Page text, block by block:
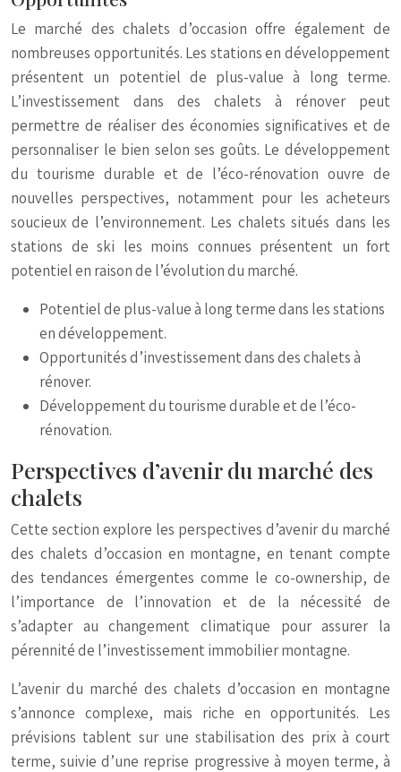
Le marché des chalets d’occasion offre également de
nombreuses opportunités. Les stations en développement
présentent un potentiel de plus-value à long terme.
L’investissement dans des chalets à rénover peut
permettre de réaliser des économies significatives et de
personnaliser le bien selon ses goûts. Le développement
du tourisme durable et de l’éco-rénovation ouvre de
nouvelles perspectives, notamment pour les acheteurs
soucieux de l’environnement. Les chalets situés dans les
stations de ski les moins connues présentent un fort
potentiel en raison de l’évolution du marché.
Potentiel de plus-value à long terme dans les stations
en développement.
Opportunités d’investissement dans des chalets à
rénover.
Développement du tourisme durable et de l’éco-
rénovation.
Perspectives d’avenir du marché des
chalets
Cette section explore les perspectives d’avenir du marché
des chalets d’occasion en montagne, en tenant compte
des tendances émergentes comme le co-ownership, de
l’importance de l’innovation et de la nécessité de
s’adapter au changement climatique pour assurer la
pérennité de l’investissement immobilier montagne.
L’avenir du marché des chalets d’occasion en montagne
s’annonce complexe, mais riche en opportunités. Les
prévisions tablent sur une stabilisation des prix à court
terme, suivie d’une reprise progressive à moyen terme, à